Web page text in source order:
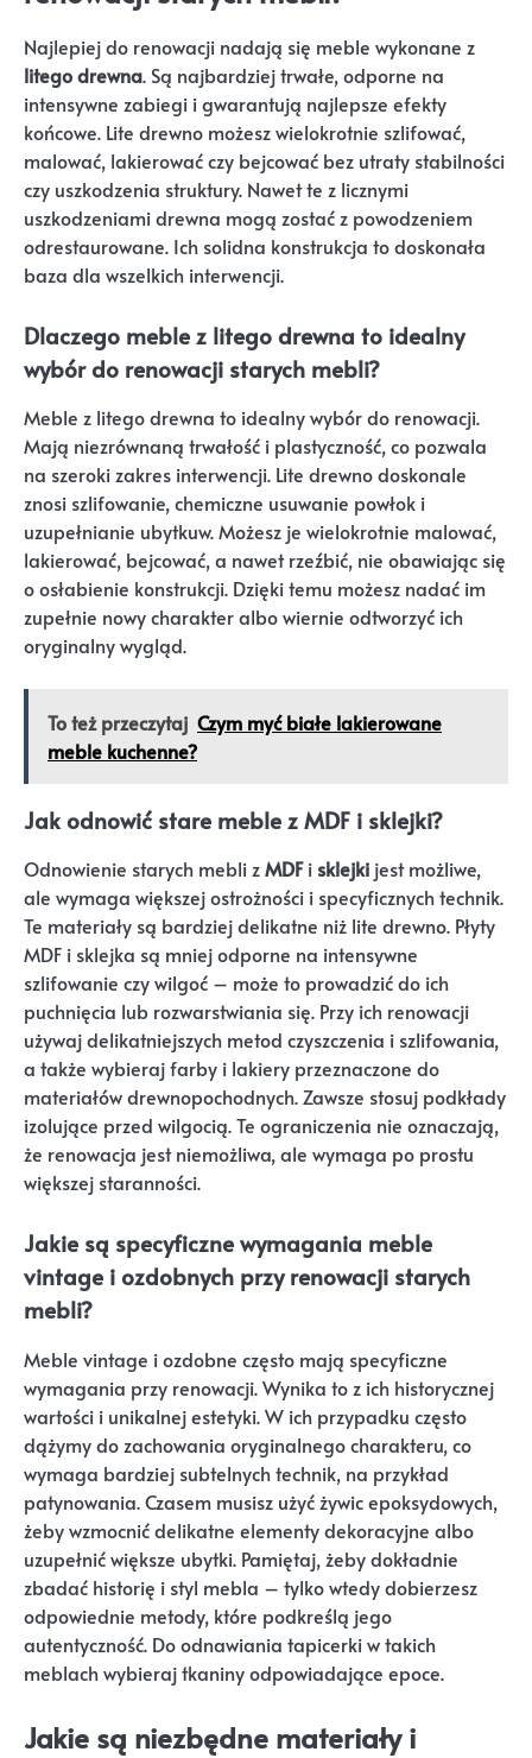
Najlepiej do renowacji nadają się meble wykonane z
litego drewna. Są najbardziej trwałe, odporne na
intensywne zabiegi i gwarantują najlepsze efekty
końcowe. Lite drewno możesz wielokrotnie szlifować,
malować, lakierować czy bejcować bez utraty stabilności
czy uszkodzenia struktury. Nawet te z licznymi
uszkodzeniami drewna mogą zostać z powodzeniem
odrestaurowane. Ich solidna konstrukcja to doskonała
baza dla wszelkich interwencji.
Dlaczego meble z litego drewna to idealny
wybór do renowacji starych mebli?
Meble z litego drewna to idealny wybór do renowacji.
Mają niezrównaną trwałość i plastyczność, co pozwala
na szeroki zakres interwencji. Lite drewno doskonale
znosi szlifowanie, chemiczne usuwanie powłok i
uzupełnianie ubytkuw. Możesz je wielokrotnie malować,
lakierować, bejcować, a nawet rzeźbić, nie obawiając się
o osłabienie konstrukcji. Dzięki temu możesz nadać im
zupełnie nowy charakter albo wiernie odtworzyć ich
oryginalny wygląd.
To też przeczytaj Czym myć białe lakierowane
meble kuchenne?
Jak odnowić stare meble z MDF i sklejki?
Odnowienie starych mebli zMDFi sklejki jest możliwe,
ale wymaga większej ostrożności i specyficznych technik.
Te materiały są bardziej delikatne niż lite drewno. Płyty
MDF i sklejka są mniej odporne na intensywne
szlifowanie czy wilgoć – może to prowadzić do ich
puchnięcia lub rozwarstwiania się. Przy ich renowacji
używaj delikatniejszych metod czyszczenia i szlifowania,
a także wybieraj farby i lakiery przeznaczone do
materiałów drewnopochodnych. Zawsze stosuj podkłady
izolujące przed wilgocią. Te ograniczenia nie oznaczają,
że renowacja jest niemożliwa, ale wymaga po prostu
większej staranności.
Jakie są specyficzne wymagania meble
vintage i ozdobnych przy renowacji starych
mebli?
Meble vintage i ozdobne często mają specyficzne
wymagania przy renowacji. Wynika to z ich historycznej
wartości i unikalnej estetyki. W ich przypadku często
dążymy do zachowania oryginalnego charakteru, co
wymaga bardziej subtelnych technik, na przykład
patynowania. Czasem musisz użyć żywic epoksydowych,
żeby wzmocnić delikatne elementy dekoracyjne albo
uzupełnić większe ubytki. Pamiętaj, żeby dokładnie
zbadać historię i styl mebla – tylko wtedy dobierzesz
odpowiednie metody, które podkreślą jego
autentyczność. Do odnawiania tapicerki w takich
meblach wybieraj tkaniny odpowiadające epoce.
Jakie są niezbędne materiały i